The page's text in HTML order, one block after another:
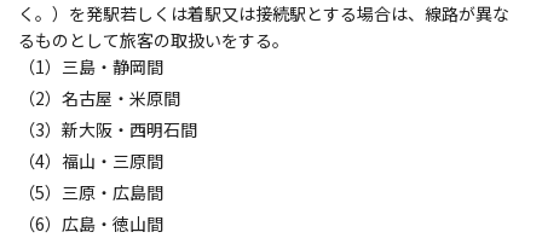
く。）を発駅若しくは着駅又は接続駅とする場合は、線路が異な
るものとして旅客の取扱いをする。
（1）三島・静岡間
（2）名古屋・米原間
（3）新大阪・西明石間
（4）福山・三原間
（5）三原・広島間
（6）広島・徳山間